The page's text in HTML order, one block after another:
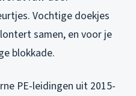
Vochtige doekjes
samen, en voor je
blokkade.
PE-leidingen uit 2015-